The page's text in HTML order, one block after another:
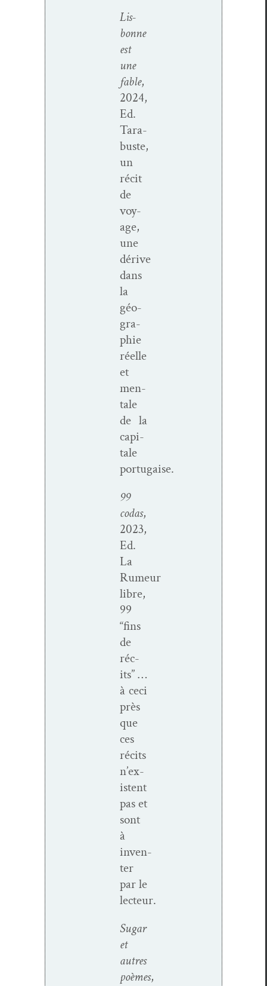
Lis­
bonne
est
une
fable,
2024,
Ed.
Tara­
buste,
un
réc­it
de
voy­
age,
une
dérive
dans
la
géo­
gra­
phie
réelle
et
men­
tale
de la
cap­i­
tale
portugaise.
99
codas,
2023,
Ed.
La
Rumeur
libre,
99
“fins
de
réc­
its” …
à ceci
près
que
ces
réc­its
n’ex­
is­tent
pas et
sont
à
inven­
ter
par le
lecteur.
Sug­ar
et
autres
poèmes,